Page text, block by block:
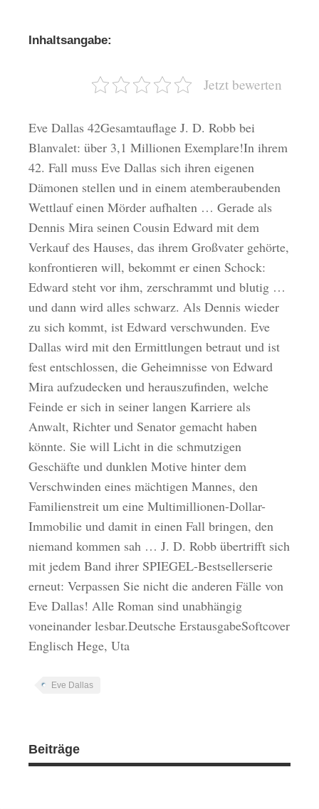
Inhaltsangabe:
Jetzt bewerten
Eve Dallas 42Gesamtauflage J. D. Robb bei
Blanvalet: über 3,1 Millionen Exemplare!In ihrem
42. Fall muss Eve Dallas sich ihren eigenen
Dämonen stellen und in einem atemberaubenden
Wettlauf einen Mörder aufhalten … Gerade als
Dennis Mira seinen Cousin Edward mit dem
Verkauf des Hauses, das ihrem Großvater gehörte,
konfrontieren will, bekommt er einen Schock:
Edward steht vor ihm, zerschrammt und blutig …
und dann wird alles schwarz. Als Dennis wieder
zu sich kommt, ist Edward verschwunden. Eve
Dallas wird mit den Ermittlungen betraut und ist
fest entschlossen, die Geheimnisse von Edward
Mira aufzudecken und herauszufinden, welche
Feinde er sich in seiner langen Karriere als
Anwalt, Richter und Senator gemacht haben
könnte. Sie will Licht in die schmutzigen
Geschäfte und dunklen Motive hinter dem
Verschwinden eines mächtigen Mannes, den
Familienstreit um eine Multimillionen-Dollar-
Immobilie und damit in einen Fall bringen, den
niemand kommen sah … J. D. Robb übertrifft sich
mit jedem Band ihrer SPIEGEL-Bestsellerserie
erneut: Verpassen Sie nicht die anderen Fälle von
Eve Dallas! Alle Roman sind unabhängig
voneinander lesbar.Deutsche ErstausgabeSoftcover
Englisch Hege, Uta
Eve Dallas
Beiträge